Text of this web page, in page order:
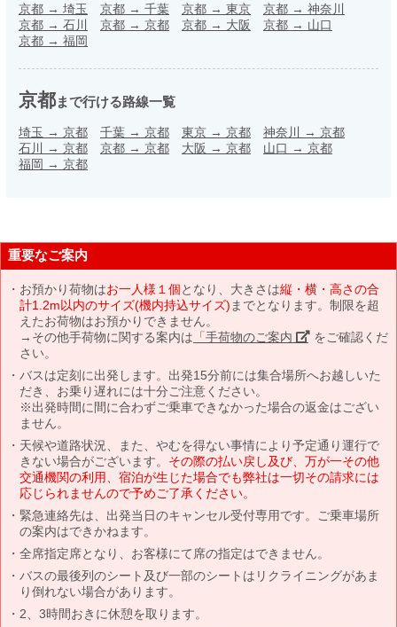
京都 → 埼玉 京都 → 千葉 京都 → 東京 京都 → 神奈川
京都 → 石川 京都 → 京都 京都 → 大阪 京都 → 山口
京都 → 福岡
京都まで行ける路線一覧
埼玉 → 京都 千葉 → 京都 東京 → 京都 神奈川 → 京都
石川 → 京都 京都 → 京都 大阪 → 京都 山口 → 京都
福岡 → 京都
重要なご案内
お預かり荷物はお一人様１個となり、大きさは縦・横・高さの合
計1.2m以内のサイズ(機内持込サイズ) までとなります。制限を超
えたお荷物はお預かりできません。
→その他手荷物に関する案内は 「手荷物のご案内」 をご確認くだ
さい。
バスは定刻に出発します。出発15分前には集合場所へお越しいた
だき、お乗り遅れには十分ご注意ください。
※出発時間に間に合わずご乗車できなかった場合の返金はござい
ません。
天候や道路状況、また、やむを得ない事情により予定通り運行で
きない場合がございます。 その際の払い戻し及び、万が一その他
交通機関の利用、宿泊が生じた場合でも弊社は一切その請求には
応じられませんので予めご了承ください。
緊急連絡先は、出発当日のキャンセル受付専用です。ご乗車場所
の案内はできかねます。
全席指定席となり、お客様にて席の指定はできません。
バスの最後列のシート及び一部のシートはリクライニングがあま
り倒れない場合があります。
2、3時間おきに休憩を取ります。